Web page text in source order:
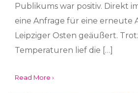
Publikums war positiv. Direkt
eine Anfrage für eine erneute
Leipziger Osten geäußert.
Temperaturen lief die […]
Read More ›